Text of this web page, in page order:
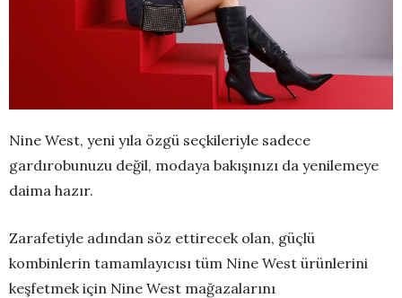
Nine West, yeni yıla özgü seçkileriyle sadece
gardırobunuzu değil, modaya bakışınızı da yenilemeye
daima hazır.
Zarafetiyle adından söz ettirecek olan, güçlü
kombinlerin tamamlayıcısı tüm Nine West ürünlerini
keşfetmek için Nine West mağazalarını